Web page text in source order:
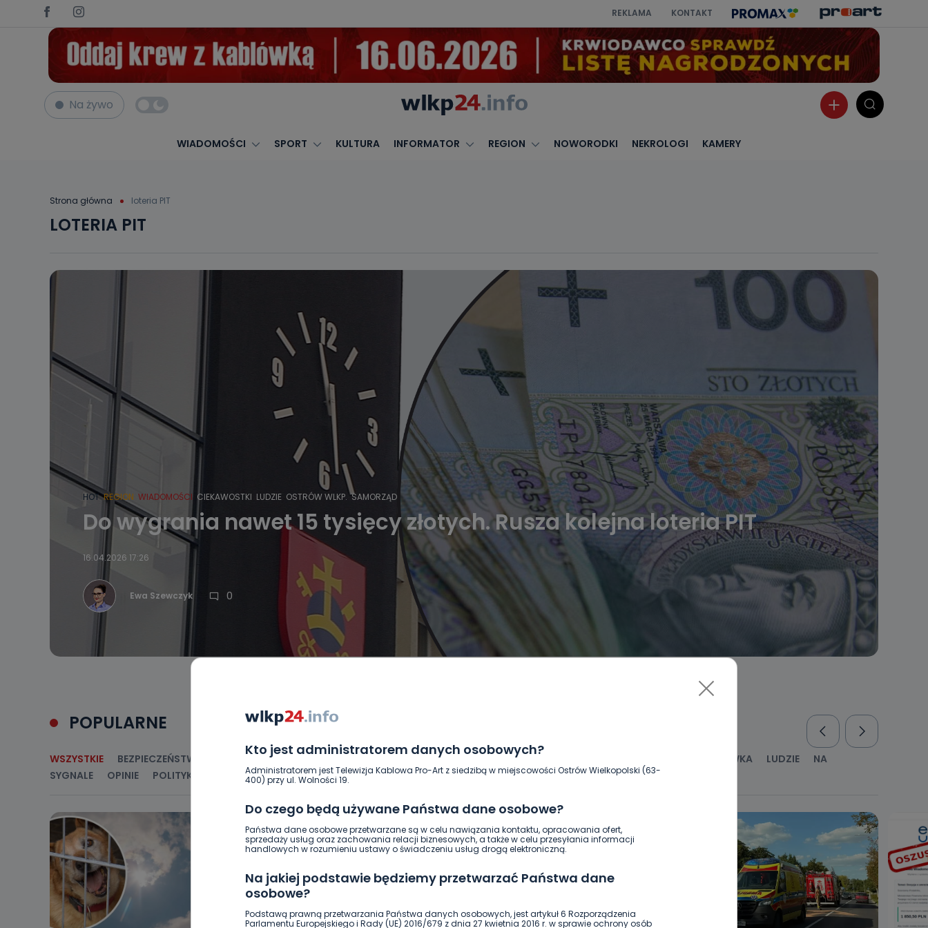
REKLAMA KONTAKT
Na żywo
WIADOMOŚCI SPORT KULTURA INFORMATOR REGION NOWORODKI NEKROLOGI KAMERY
Strona główna loteria PIT
Kto jest administratorem danych osobowych?
Administratorem jest Telewizja Kablowa Pro-Art z siedzibą w miejscowości Ostrów Wielkopolski (63-
400) przy ul. Wolności 19.
Do czego będą używane Państwa dane osobowe?
Państwa dane osobowe przetwarzane są w celu nawiązania kontaktu, opracowania ofert,
sprzedaży usług oraz zachowania relacji biznesowych, a także w celu przesyłania informacji
handlowych w rozumieniu ustawy o świadczeniu usług drogą elektroniczną.
Na jakiej podstawie będziemy przetwarzać Państwa dane
osobowe?
Podstawą prawną przetwarzania Państwa danych osobowych, jest artykuł 6 Rozporządzenia
Parlamentu Europejskiego i Rady (UE) 2016/679 z dnia 27 kwietnia 2016 r. w sprawie ochrony osób
LOTERIA PIT
HOT REGION WIADOMOŚCI CIEKAWOSTKI LUDZIE OSTRÓW WLKP. SAMORZĄD
Do wygrania nawet 15 tysięcy złotych. Rusza kolejna loteria PIT
16.04.2026 17:26
Ewa Szewczyk 0
POPULARNE
WSZYSTKIE BEZPIECZEŃSTWO CIEKAWOSTKI GOSPODARKA I FINANSE HISTORIA KULTURA I ROZRYWKA LUDZIE
NA
SYGNALE
OPINIE POLITYKA RELIGIA SAMORZĄD ŚRODOWISKO WASZE INFO WSZYSTKICH ŚWIĘTYCH WYWIADY